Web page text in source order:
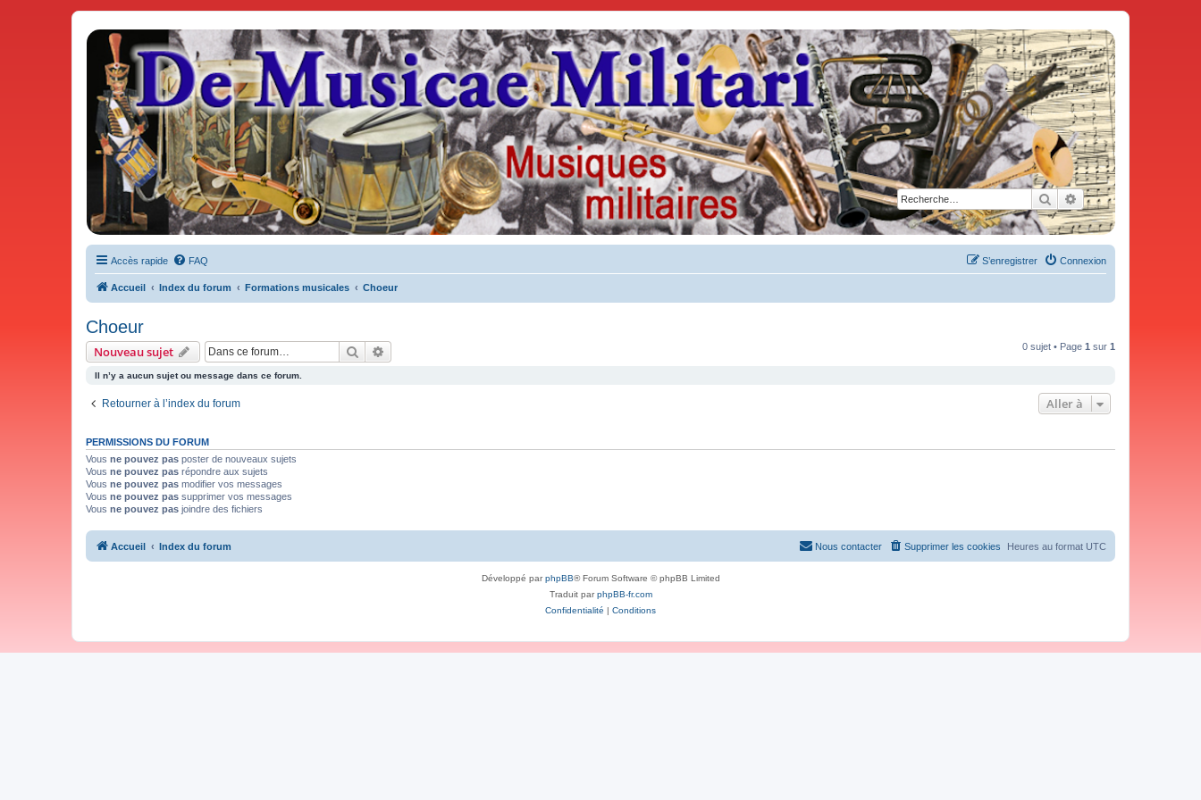
Rechercher
Recherche avancée
De Musicae Militari - Forums
Forums de discussions
Accès rapide FAQ Connexion
S’enregistrer
Accueil Index du forum Formations musicales Choeur
Choeur
Nouveau sujet Rechercher 0 sujet • Page 1 sur 1
Il n’y a aucun sujet ou message dans ce forum.
Retourner à l’index du forum Aller à
PERMISSIONS DU FORUM
Vous ne pouvez pas poster de nouveaux sujets
Vous ne pouvez pas répondre aux sujets
Vous ne pouvez pas modifier vos messages
Vous ne pouvez pas supprimer vos messages
Vous ne pouvez pas joindre des fichiers
Accueil Index du forum Heures au format UTC
Supprimer les cookies
Nous contacter
Développé parphpBB® Forum Software © phpBB Limited
Traduit parphpBB-fr.com
Confidentialité | Conditions